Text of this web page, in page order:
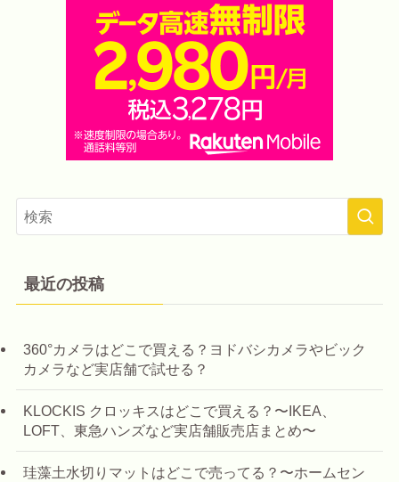
最近の投稿
360°カメラはどこで買える？ヨドバシカメラやビック
カメラなど実店舗で試せる？
KLOCKIS クロッキスはどこで買える？〜IKEA、
LOFT、東急ハンズなど実店舗販売店まとめ〜
珪藻土水切りマットはどこで売ってる？〜ホームセン